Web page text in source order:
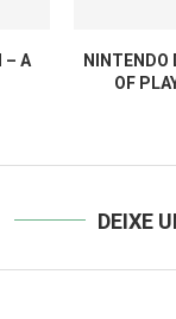
– A
NINTENDO
OF
DEIXE